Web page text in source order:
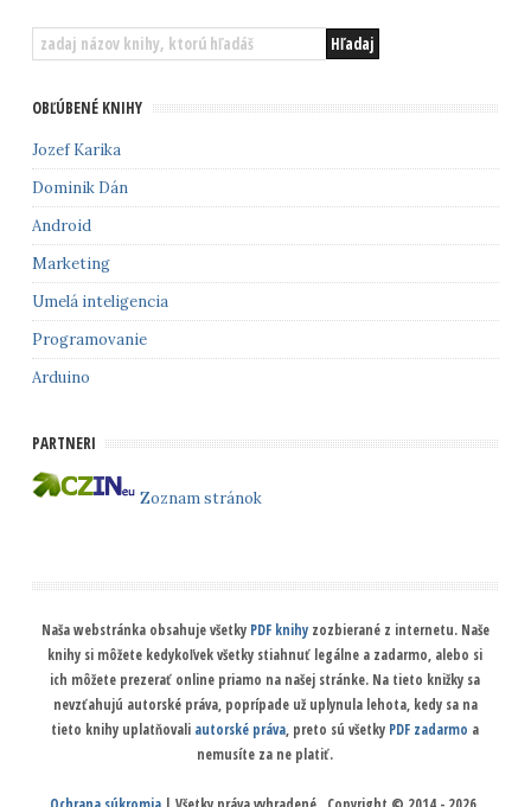
OBĽÚBENÉ KNIHY
Jozef Karika
Dominik Dán
Android
Marketing
Umelá inteligencia
Programovanie
Arduino
PARTNERI
Zoznam stránok
Naša webstránka obsahuje všetky PDF knihyzozbierané z internetu. Naše
knihy si môžete kedykoľvek všetky stiahnuť legálne a zadarmo, alebo si
ich môžete prezerať online priamo na našej stránke. Na tieto knižky sa
nevzťahujú autorské práva, poprípade už uplynula lehota, kedy sa na
tieto knihy uplatňovali autorské práva, preto sú všetky PDF zadarmo a
nemusíte za ne platiť.